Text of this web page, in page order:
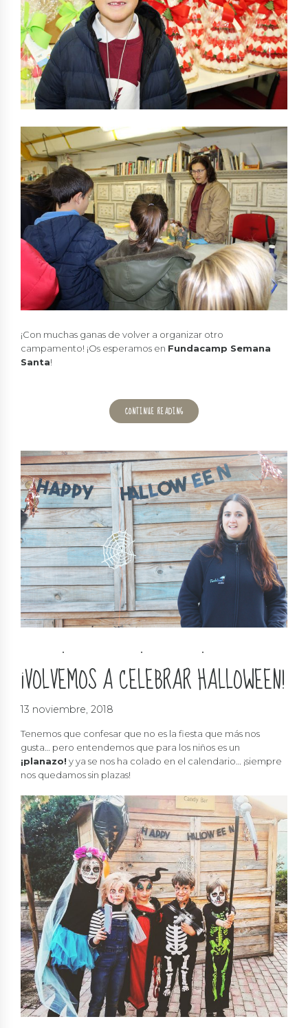
¡Con muchas ganas de volver a organizar otro
campamento! ¡Os esperamos en Fundacamp Semana
Santa!
CONTINUE READING
¡VOLVEMOS A CELEBRAR HALLOWEEN!
13 noviembre, 2018
Tenemos que confesar que no es la fiesta que más nos
gusta… pero entendemos que para los niños es un
¡planazo! y ya se nos ha colado en el calendario… ¡siempre
nos quedamos sin plazas!